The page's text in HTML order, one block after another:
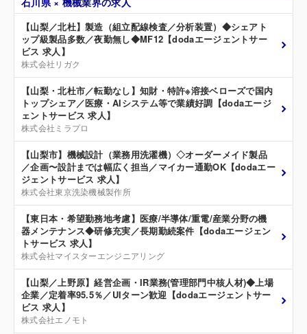
【山梨／北杜】製造（組立配線検査／分析装置）◆シェアト
ップ級製品多数／夜勤無し◆MF12【dodaエージェントサー
ビス 求人】
株式会社リガク
【山梨・北杜市／転勤なし】知財・特許※溶接ベローズで国内
トップシェア／医療・AIシステム等で業績好調【dodaエージ
ェントサービス 求人】
株式会社ミラプロ
【山梨市】機械設計（業務用洗濯機）◇オーダーメイド製品
／企画〜設計までは幅広く担当／マイカー通勤OK【dodaエー
ジェントサービス 求人】
株式会社東京洗染機械製作所
【東日本・希望勤務地考慮】医療/半導体/重電/産業分野の機
器メンテナンス◆研修充実／長期勤続案件【dodaエージェン
トサービス 求人】
株式会社マイスターエンジニアリング
【山梨／上野原】経営企画・IR業務(管理部門中核人材)◆上場
企業／定着率95.5％／UIターン歓迎【dodaエージェントサー
ビス 求人】
株式会社エノモト